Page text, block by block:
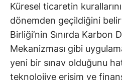
Küresel ticaretin
dönemden geçildiğini
Birliği’nin Sınırda Karbon
Mekanizması gibi
yeni bir sınav olduğunu
teknolojiye erişim ve